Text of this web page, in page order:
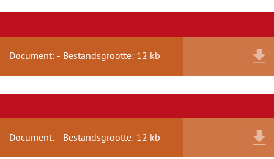
Document: - Bestandsgrootte: 12 kb
Document: - Bestandsgrootte: 12 kb